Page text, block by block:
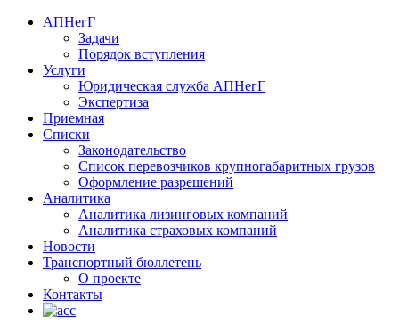
АПНегГ
Задачи
Порядок вступления
Услуги
Юридическая служба АПНегГ
Экспертиза
Приемная
Списки
Законодательство
Список перевозчиков крупногабаритных грузов
Оформление разрешений
Аналитика
Аналитика лизинговых компаний
Aналитика страховых компаний
Новости
Транспортный бюллетень
О проекте
Контакты